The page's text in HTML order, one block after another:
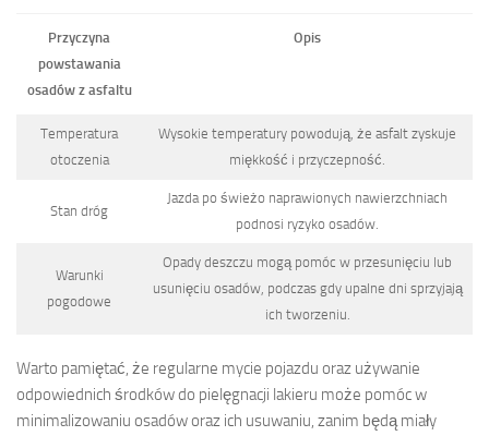
Przyczyna
powstawania
osadów z asfaltu
Opis
Temperatura
otoczenia
Wysokie temperatury powodują, że asfalt zyskuje
miękkość i przyczepność.
Stan dróg
Jazda po świeżo naprawionych nawierzchniach
podnosi ryzyko osadów.
Warunki
pogodowe
Opady deszczu mogą pomóc w przesunięciu lub
usunięciu osadów, podczas gdy upalne dni sprzyjają
ich tworzeniu.
Warto pamiętać, że regularne mycie pojazdu oraz używanie
odpowiednich środków do pielęgnacji lakieru może pomóc w
minimalizowaniu osadów oraz ich usuwaniu, zanim będą miały